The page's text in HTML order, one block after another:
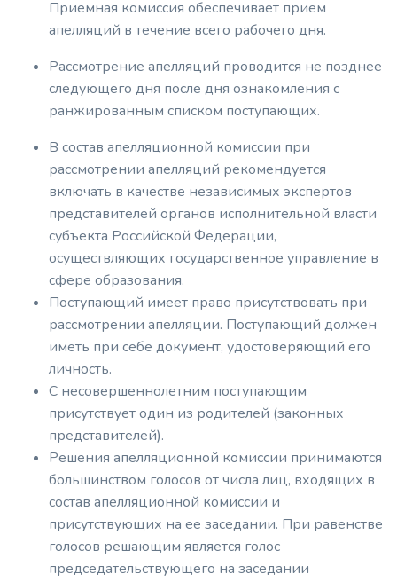
Приемная комиссия обеспечивает прием
апелляций в течение всего рабочего дня.
Рассмотрение апелляций проводится не позднее
следующего дня после дня ознакомления с
ранжированным списком поступающих.
В состав апелляционной комиссии при
рассмотрении апелляций рекомендуется
включать в качестве независимых экспертов
представителей органов исполнительной власти
субъекта Российской Федерации,
осуществляющих государственное управление в
сфере образования.
Поступающий имеет право присутствовать при
рассмотрении апелляции. Поступающий должен
иметь при себе документ, удостоверяющий его
личность.
С несовершеннолетним поступающим
присутствует один из родителей (законных
представителей).
Решения апелляционной комиссии принимаются
большинством голосов от числа лиц, входящих в
состав апелляционной комиссии и
присутствующих на ее заседании. При равенстве
голосов решающим является голос
председательствующего на заседании